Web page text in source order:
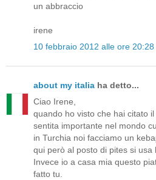
un abbraccio
irene
10 febbraio 2012 alle ore 20:28
about my italia ha detto...
Ciao Irene,
quando ho visto che hai citato
sentita importante nel mondo
in Turchia noi facciamo un
qui però al posto di pites si usa
Invece io a casa mia questo
fatto tu.